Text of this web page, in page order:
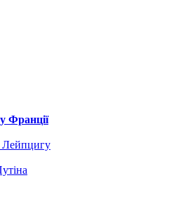
Франції
Лейпцигу